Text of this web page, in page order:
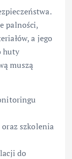
palności,
a jego
huty
muszą
szkolenia
do